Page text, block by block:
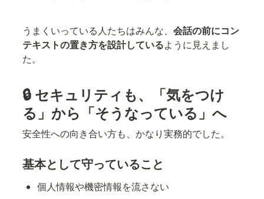
うまくいっている人たちはみんな、 会話の前にコン
テキストの置き方を設計しているように見えまし
た。
🔒 セキュリティも、「気をつけ
る」から「そうなっている」へ
安全性への向き合い方も、かなり実務的でした。
基本として守っていること
個人情報や機密情報を流さない